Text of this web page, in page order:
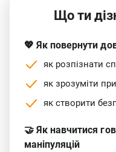
Що ти
💖 Як повернути
як розпізнати
як зрозуміти
як створити
🤝 Як навчитися
маніпуляцій